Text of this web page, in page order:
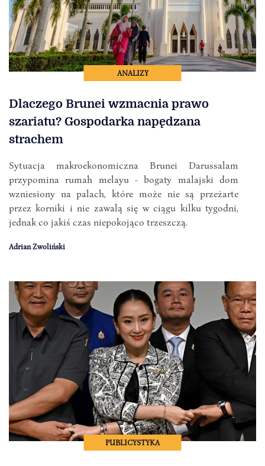
ANALIZY
Dlaczego Brunei wzmacnia prawo
szariatu? Gospodarka napędzana
strachem
Sytuacja makroekonomiczna Brunei Darussalam
przypomina rumah melayu - bogaty malajski dom
wzniesiony na palach, które może nie są przeżarte
przez korniki i nie zawalą się w ciągu kilku tygodni,
jednak co jakiś czas niepokojąco trzeszczą.
Adrian Zwoliński
PUBLICYSTYKA